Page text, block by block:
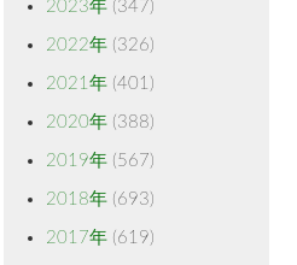
2023年 (347)
2022年 (326)
2021年 (401)
2020年 (388)
2019年 (567)
2018年 (693)
2017年 (619)